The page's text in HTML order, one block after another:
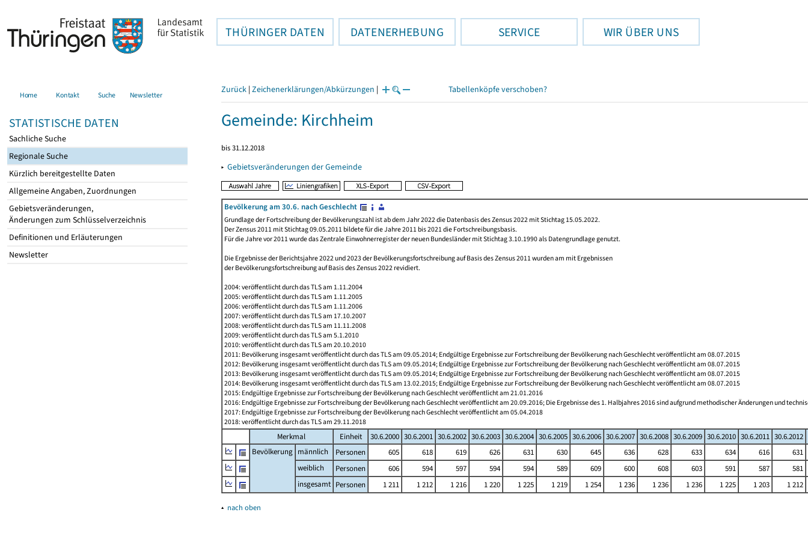
THÜRINGER DATEN DATENERHEBUNG SERVICE WIR ÜBER UNS
Home Kontakt Suche Newsletter
STATISTISCHE DATEN
Sachliche Suche
Regionale Suche
Kürzlich bereitgestellte Daten
Allgemeine Angaben, Zuordnungen
Gebietsveränderungen,
Änderungen zum Schlüsselverzeichnis
Definitionen und Erläuterungen
Newsletter
Zurück | Zeichenerklärungen/Abkürzungen | Tabellenköpfe verschoben?
Gemeinde: Kirchheim
bis 31.12.2018
▸ Gebietsveränderungen der Gemeinde
Bevölkerung am 30.6. nach Geschlecht
Grundlage der Fortschreibung der Bevölkerungszahl ist ab dem Jahr 2022 die Datenbasis des Zensus 2022 mit Stichtag 15.05.2022.
Der Zensus 2011 mit Stichtag 09.05.2011 bildete für die Jahre 2011 bis 2021 die Fortschreibungsbasis.
Für die Jahre vor 2011 wurde das Zentrale Einwohnerregister der neuen Bundesländer mit Stichtag 3.10.1990 als Datengrundlage genutzt.
Die Ergebnisse der Berichtsjahre 2022 und 2023 der Bevölkerungsfortschreibung auf Basis des Zensus 2011 wurden am mit Ergebnissen
der Bevölkerungsfortschreibung auf Basis des Zensus 2022 revidiert.
2004: veröffentlicht durch das TLS am 1.11.2004
2005: veröffentlicht durch das TLS am 1.11.2005
2006: veröffentlicht durch das TLS am 1.11.2006
2007: veröffentlicht durch das TLS am 17.10.2007
2008: veröffentlicht durch das TLS am 11.11.2008
2009: veröffentlicht durch das TLS am 5.1.2010
2010: veröffentlicht durch das TLS am 20.10.2010
2011: Bevölkerung insgesamt veröffentlicht durch das TLS am 09.05.2014; Endgültige Ergebnisse zur Fortschreibung der Bevölkerung nach Geschlecht veröffentlicht am 08.07.2015
2012: Bevölkerung insgesamt veröffentlicht durch das TLS am 09.05.2014; Endgültige Ergebnisse zur Fortschreibung der Bevölkerung nach Geschlecht veröffentlicht am 08.07.2015
2013: Bevölkerung insgesamt veröffentlicht durch das TLS am 09.05.2014; Endgültige Ergebnisse zur Fortschreibung der Bevölkerung nach Geschlecht veröffentlicht am 08.07.2015
2014: Bevölkerung insgesamt veröffentlicht durch das TLS am 13.02.2015; Endgültige Ergebnisse zur Fortschreibung der Bevölkerung nach Geschlecht veröffentlicht am 08.07.2015
2015: Endgültige Ergebnisse zur Fortschreibung der Bevölkerung nach Geschlecht veröffentlicht am 21.01.2016
2016: Endgültige Ergebnisse zur Fortschreibung der Bevölkerung nach Geschlecht veröffentlicht am 20.09.2016; Die Ergebnisse des 1. Halbjahres 2016 sind aufgrund methodischer Änderungen und
2017: Endgültige Ergebnisse zur Fortschreibung der Bevölkerung nach Geschlecht veröffentlicht am 05.04.2018
2018: veröffentlicht durch das TLS am 29.11.2018
Merkmal Einheit 30.6.2000 30.6.2001 30.6.2002 30.6.2003 30.6.2004 30.6.2005 30.6.2006 30.6.2007 30.6.2008 30.6.2009 30.6.2010 30.6.2011 30.6.2012
Bevölkerung männlich Personen 605 618 619 626 631 630 645 636 628 633 634 616
631
weiblich
Personen 606 594 597 594 594 589 609 600 608 603 591 587
581
insgesamt Personen 1 211 1 212 1 216 1 220 1 225 1 219 1 254 1 236 1 236 1 236 1 225 1 203 1 212
▴ nach oben